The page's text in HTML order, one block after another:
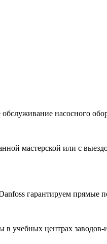
насосного
мастерской или с
гарантируем прямые
центрах заводов-